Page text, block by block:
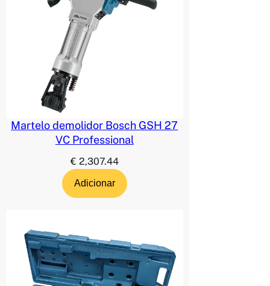
Martelo demolidor Bosch GSH 27
VC Professional
€ 2,307.44
Adicionar